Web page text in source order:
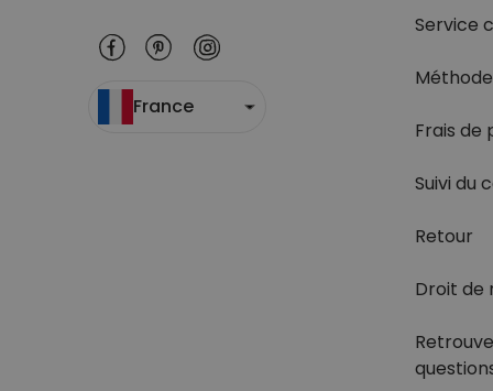
France
Service
Frais de
Suivi du
Retour
Droit